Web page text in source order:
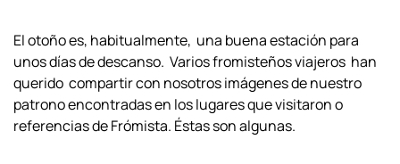
El otoño es, habitualmente, una buena estación para
unos días de descanso. Varios fromisteños viajeros han
querido compartir con nosotros imágenes de nuestro
patrono encontradas en los lugares que visitaron o
referencias de Frómista. Éstas son algunas.